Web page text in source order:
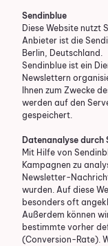
Sendinblue
Diese Website nutzt
Anbieter ist die
Berlin, Deutschland.
Sendinblue ist ein
Newslettern
Ihnen zum Zwecke
werden auf den
gespeichert.
Datenanalyse durch
Mit Hilfe von
Kampagnen zu
Newsletter-
wurden. Auf diese
besonders oft
Außerdem können
bestimmte vorher
(Conversion-Rate).